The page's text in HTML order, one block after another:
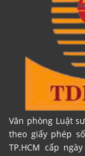
Văn phòng Luật
theo giấy phép
TP.HCM cấp